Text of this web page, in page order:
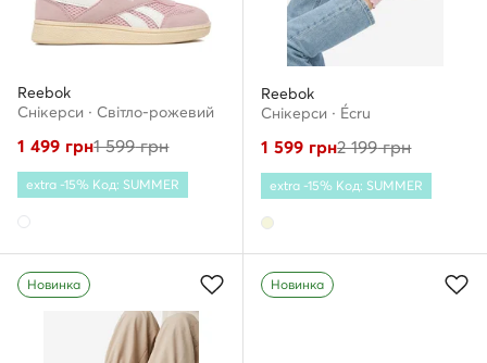
Reebok
Снікерcи · Світло-рожевий
1 499 грн1 599грн
extra -15% Код: SUMMER
Reebok
Снікерcи · Écru
1 599 грн2 199грн
extra -15% Код: SUMMER
Новинка Новинка